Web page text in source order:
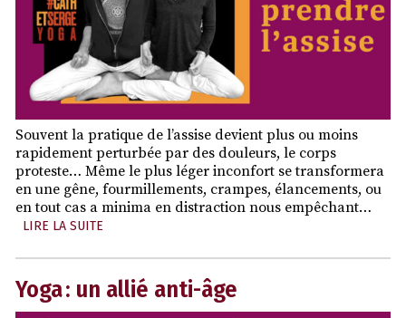
Souvent la pratique de l’assise devient plus ou moins
rapidement perturbée par des douleurs, le corps
proteste… Même le plus léger inconfort se transformera
en une gêne, fourmillements, crampes, élancements, ou
en tout cas a minima en distraction nous empêchant…
LIRE LA SUITE
Yoga : un allié anti-âge